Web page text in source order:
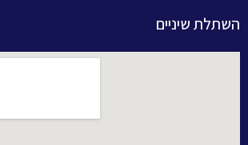
השתלת שיניים